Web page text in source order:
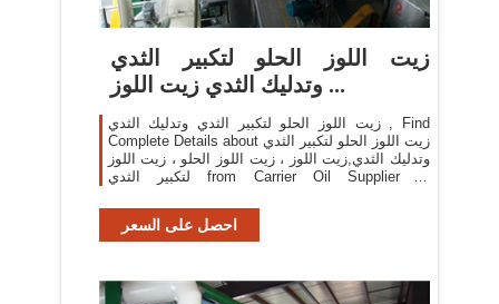
زيت اللوز الحلو لتكبير الثدي
وتدليك الثدي زيت اللوز ...
زيت اللوز الحلو لتكبير الثدي وتدليك الثدي , Find
Complete Details about زيت اللوز الحلو لتكبير الثدي
وتدليك الثدي,زيت اللوز ، زيت اللوز الحلو ، زيت اللوز
لتكبير الثدي from Carrier Oil Supplier or
احصل على السعر